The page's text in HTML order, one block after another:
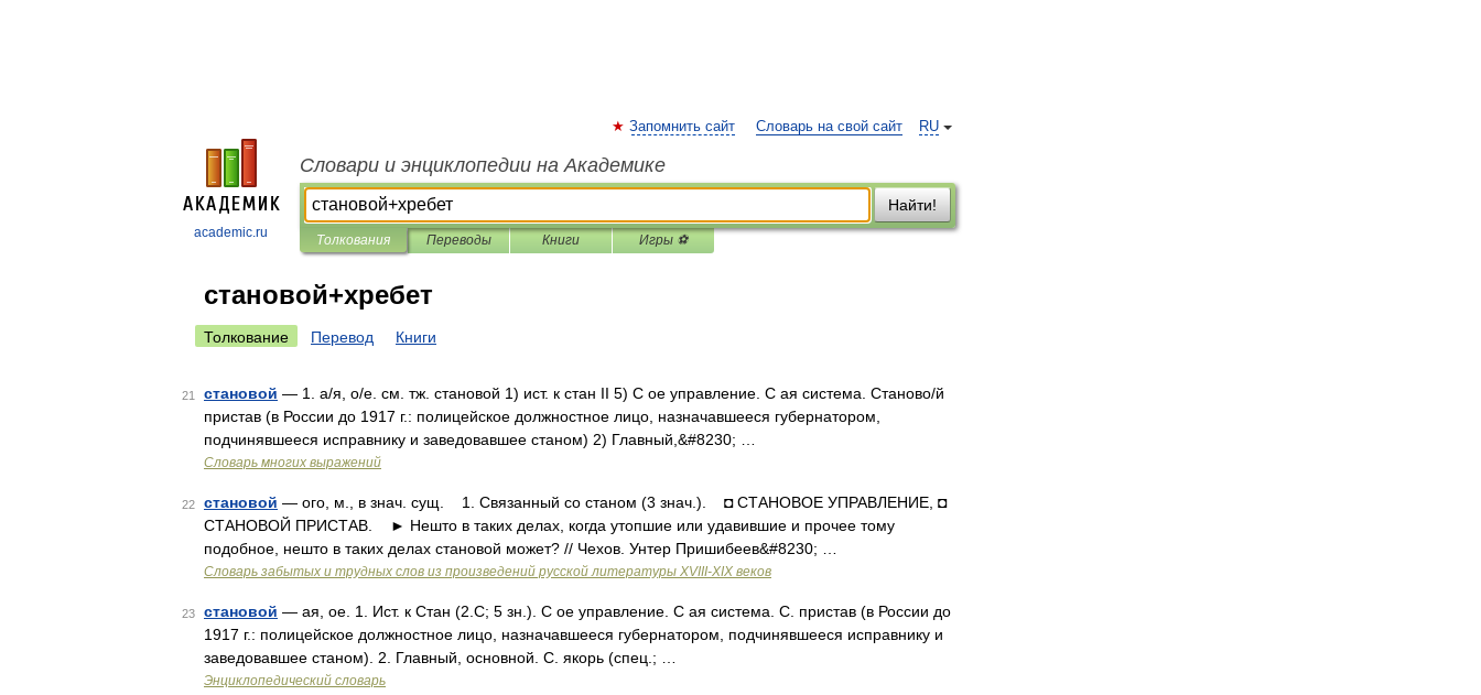
academic.ru
RU
Запомнить сайт Словарь на свой сайт
Словари и энциклопедии на Академике
Найти!
Толкования Переводы Книги Игры ⚽
становой+хребет
Толкование Перевод Книги
21 становой — 1. а/я, о/е. см. тж. становой 1) ист. к стан II 5) С ое управление. С ая система. Станово/й
пристав (в России до 1917 г.: полицейское должностное лицо, назначавшееся губернатором,
подчинявшееся исправнику и заведовавшее станом) 2) Главный,&#8230; …
Словарь многих выражений
22 становой — ого, м., в знач. сущ. 1. Связанный со станом (3 знач.). ◘ СТАНОВОЕ УПРАВЛЕНИЕ, ◘
СТАНОВОЙ ПРИСТАВ. ► Нешто в таких делах, когда утопшие или удавившие и прочее тому
подобное, нешто в таких делах становой может? // Чехов. Унтер Пришибеев&#8230; …
Словарь забытых и трудных слов из произведений русской литературы ХVIII-ХIХ веков
23 становой — ая, ое. 1. Ист. к Стан (2.С; 5 зн.). С ое управление. С ая система. С. пристав (в России до
1917 г.: полицейское должностное лицо, назначавшееся губернатором, подчинявшееся исправнику и
заведовавшее станом). 2. Главный, основной. С. якорь (спец.; …
Энциклопедический словарь